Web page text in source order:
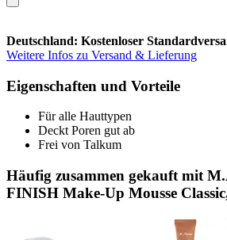
Deutschland: Kostenloser
Weitere Infos zu Versand & Lieferung
Eigenschaften und Vorteile
Für alle Hauttypen
Deckt Poren gut ab
Frei von Talkum
Häufig zusammen gekauft mit
FINISH Make-Up Mousse